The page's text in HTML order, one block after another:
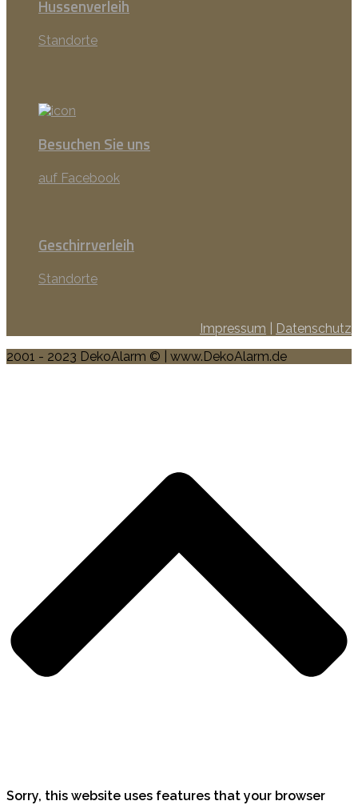
Hussenverleih
Standorte
Besuchen Sie uns
auf Facebook
Geschirrverleih
Standorte
Impressum
Datenschutz
2001 - 2023 DekoAlarm © | www.DekoAlarm.de
Sorry, this website uses features that your browser